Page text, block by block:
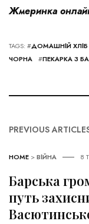
Жмеринка
TAGS: #ДОМАШНІЙ ХЛІБ
ЧОРНА
#ПЕКАРКА З
PREVIOUS
HOME >ВІЙНА 8
Барська
путь